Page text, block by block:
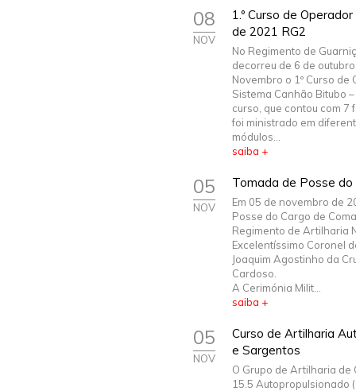
08
NOV
1.º Curso de
de 2021 RG2
No Regimento de
decorreu de 6 de
Novembro o 1º Curso de
Sistema Canhão Bitubo
curso, que contou com 7
foi ministrado em
módulos...
saiba +
05
NOV
Tomada de Posse
Em 05 de novembro de
Posse do Cargo de
Regimento de Artilharia
Excelentíssimo Coronel
Joaquim Agostinho da
Cardoso.
A Cerimónia Milit...
saiba +
05
NOV
Curso de Artilharia
e Sargentos
O Grupo de Artilharia de
15.5 Autopropulsionado